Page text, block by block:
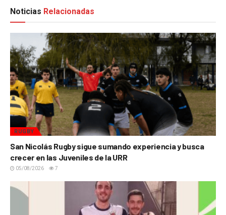
Noticias Relacionadas
RUGBY
San Nicolás Rugby sigue sumando experiencia y busca
crecer en las Juveniles de la URR
05/08/2026 7